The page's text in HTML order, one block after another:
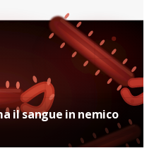
il sangue in nemico